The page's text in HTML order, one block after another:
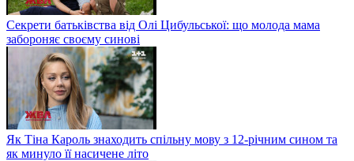
Секрети батьківства від Олі Цибульської: що молода мама
забороняє своєму синові
Як Тіна Кароль знаходить спільну мову з 12-річним сином та
як минуло її насичене літо